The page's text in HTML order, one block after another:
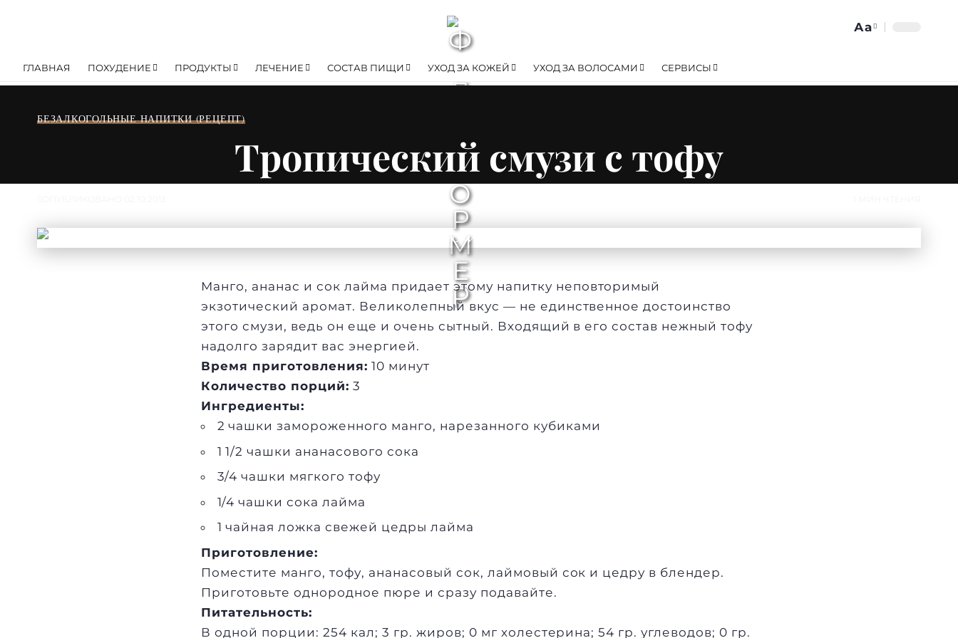
Изменение
Аа
ГЛАВНАЯ ПОХУДЕНИЕ ПРОДУКТЫ ЛЕЧЕНИЕ СОСТАВ ПИЩИ УХОД ЗА КОЖЕЙ УХОД ЗА ВОЛОСАМИ СЕРВИСЫ
БЕЗАЛКОГОЛЬНЫЕ НАПИТКИ (РЕЦЕПТ)
Тропический смузи с тофу
Манго, ананас и сок лайма придает этому напитку неповторимый
экзотический аромат. Великолепный вкус — не единственное достоинство
этого смузи, ведь он еще и очень сытный. Входящий в его состав нежныйтофу
надолго зарядит вас энергией.
Время приготовления: 10 минут
Количество порций: 3
Ингредиенты:
2 чашки замороженного манго, нарезанного кубиками
1 1/2 чашки ананасового сока
3/4 чашки мягкого тофу
1/4 чашки сока лайма
1 чайная ложка свежей цедры лайма
Приготовление:
Поместите манго, тофу, ананасовый сок, лаймовый сок и цедру в блендер.
Приготовьте однородное пюре и сразу подавайте.
Питательность:
В одной порции: 254 кал; 3 гр. жиров; 0 мг холестерина; 54 гр. углеводов; 0 гр.